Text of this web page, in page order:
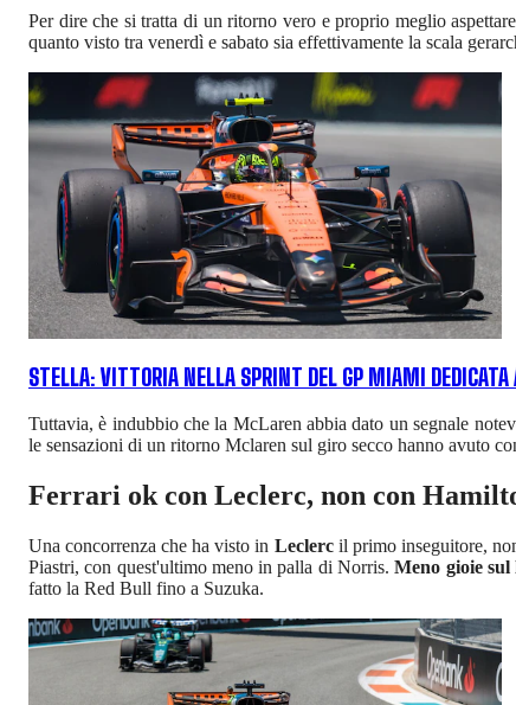
Per dire che si tratta di un ritorno vero e proprio meglio
quanto visto tra venerdì e sabato sia effettivamente la scala
STELLA: VITTORIA NELLA SPRINT DEL GP MIAMI DEDICATA
Tuttavia, è indubbio che la McLaren abbia dato un segnale
le sensazioni di un ritorno Mclaren sul giro secco hanno avuto
Ferrari ok con Leclerc, non con
Una concorrenza che ha visto in Leclerc il primo inseguitore,
Piastri, con quest'ultimo meno in palla di Norris.Meno gioie
fatto la Red Bull fino a Suzuka.